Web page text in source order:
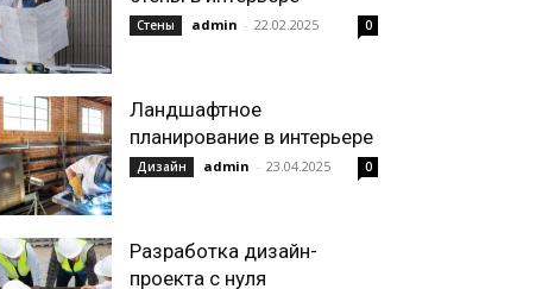
Стены admin - 22.02.2025 0
Ландшафтное
планирование в интерьере
Дизайн admin - 23.04.2025 0
Разработка дизайн-
проекта с нуля